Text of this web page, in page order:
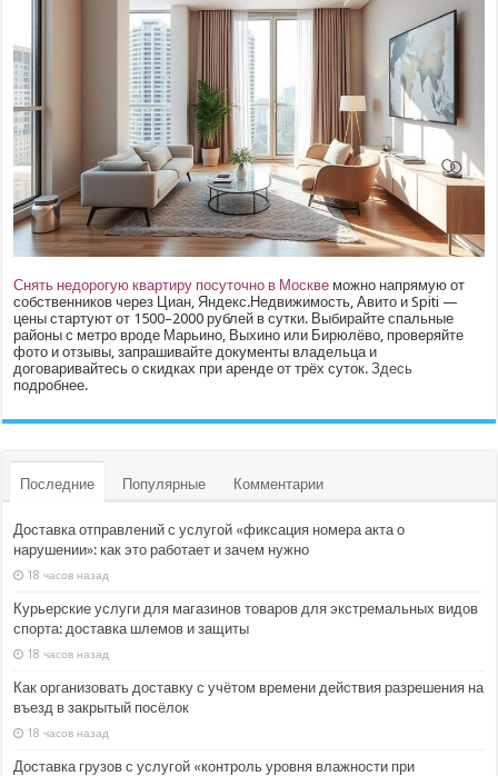
Снять недорогую квартиру посуточно в Москве можно напрямую от
собственников через Циан, Яндекс.Недвижимость, Авито и Spiti —
цены стартуют от 1500–2000 рублей в сутки. Выбирайте спальные
районы с метро вроде Марьино, Выхино или Бирюлёво, проверяйте
фото и отзывы, запрашивайте документы владельца и
договаривайтесь о скидках при аренде от трёх суток.Здесь
подробнее.
Последние Популярные Комментарии
Доставка отправлений с услугой «фиксация номера акта о
нарушении»: как это работает и зачем нужно
18 часов назад
Курьерские услуги для магазинов товаров для экстремальных видов
спорта: доставка шлемов и защиты
18 часов назад
Как организовать доставку с учётом времени действия разрешения на
въезд в закрытый посёлок
18 часов назад
Доставка грузов с услугой «контроль уровня влажности при